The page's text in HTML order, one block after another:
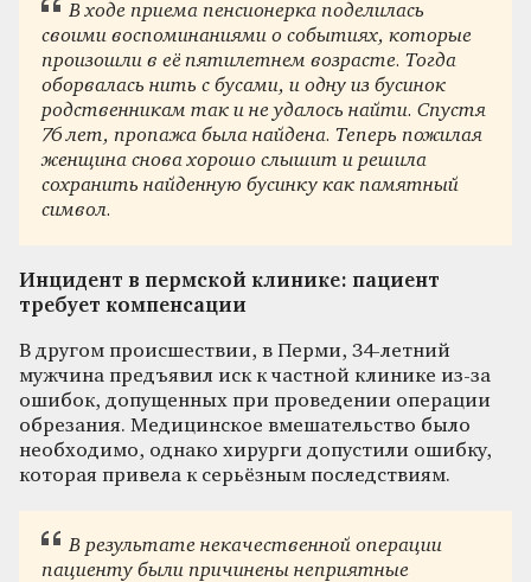
В ходе приема пенсионерка поделилась
своими воспоминаниями о событиях, которые
произошли в её пятилетнем возрасте. Тогда
оборвалась нить с бусами, и одну из бусинок
родственникам так и не удалось найти. Спустя
76 лет, пропажа была найдена. Теперь пожилая
женщина снова хорошо слышит и решила
сохранить найденную бусинку как памятный
символ.
Инцидент в пермской клинике: пациент
требует компенсации
В другом происшествии, в Перми, 34-летний
мужчина предъявил иск к частной клинике из-за
ошибок, допущенных при проведении операции
обрезания. Медицинское вмешательство было
необходимо, однако хирурги допустили ошибку,
которая привела к серьёзным последствиям.
В результате некачественной операции
пациенту были причинены неприятные